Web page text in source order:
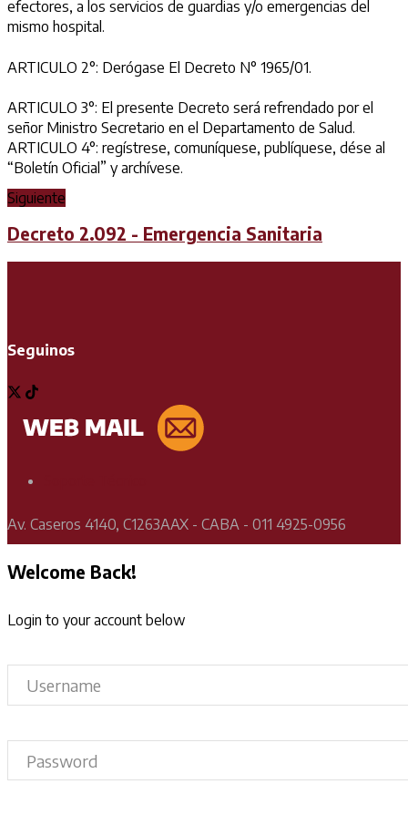
efectores, a los servicios de guardias y/o emergencias del
mismo hospital.
ARTICULO 2°: Derógase El Decreto N° 1965/01.
ARTICULO 3°: El presente Decreto será refrendado por el
señor Ministro Secretario en el Departamento de Salud.
ARTICULO 4°: regístrese, comuníquese, publíquese, dése al
“Boletín Oficial” y archívese.
Siguiente
Decreto 2.092 - Emergencia Sanitaria
Seguinos
Av. Caseros 4140, C1263AAX - CABA - 011 4925-0956
Welcome Back!
Login to your account below